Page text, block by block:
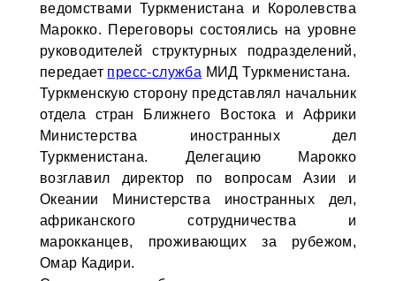
ведомствами Туркменистана и Королевства
Марокко. Переговоры состоялись на уровне
руководителей структурных подразделений,
передает пресс-служба МИД Туркменистана.
Туркменскую сторону представлял начальник
отдела стран Ближнего Востока и Африки
Министерства иностранных дел
Туркменистана. Делегацию Марокко
возглавил директор по вопросам Азии и
Океании Министерства иностранных дел,
африканского сотрудничества и
марокканцев, проживающих за рубежом,
Омар Кадири.